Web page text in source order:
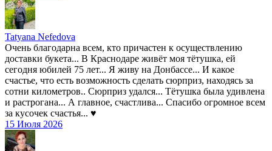
Tatyana Nefedova
Очень благодарна всем, кто причастен к осуществлению
доставки букета... В Краснодаре живёт моя тётушка, ей
сегодня юбилей 75 лет... Я живу на Донбассе... И какое
счастье, что есть возможность сделать сюрприз, находясь за
сотни километров.. Сюрприз удался... Тётушка была удивлена
и растрогана... А главное, счастлива... Спасибо огромное всем
за кусочек счастья... ♥️
15 Июля 2026